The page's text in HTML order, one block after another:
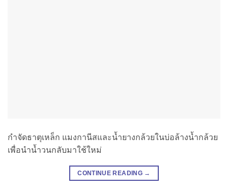
กำจัดธาตุเหล็ก แมงกานีสและน้ำยางกล้วยในบ่อล้างน้ำกล้วย
เพื่อนำน้ำวนกลับมาใช้ใหม่
CONTINUE READING →